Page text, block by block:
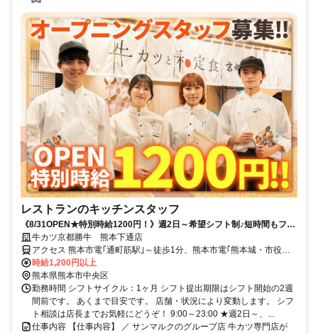
レストランのキッチンスタッフ
《8/31OPEN★特別時給1200円！》週2日～希望シフト制♪短時間もフル
タイムも大歓迎！心機一転お仕事始めませんか？♪
牛カツ京都勝牛 熊本下通店
アクセス 熊本市電｢通町筋駅｣～徒歩1分、熊本市電｢熊本城・市役所
前駅｣･｢水道町駅｣～徒歩3分
時給1,200円以上
熊本県熊本市中央区
勤務時間 シフトサイクル：1ヶ月 シフト提出期限はシフト開始の2週
間前です。 あくまで目安です。 店舗・状況により変動します。 シフ
ト相談は店長までお気軽にどうぞ！ 9:00～23:00 ★週2日～、...
仕事内容 【仕事内容】 ／ サンマルクのグループ店 牛カツ専門店が